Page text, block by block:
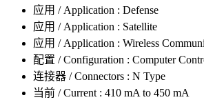
应用 / Application : Defense
应用 / Application : Satellite
应用 / Application : Wireless
配置 / Configuration : Computer
连接器 / Connectors : N Type
当前 / Current : 410 mA to 450 mA